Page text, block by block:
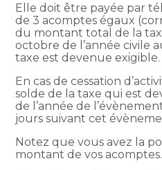
Elle doit être payée par
de 3 acomptes égaux
du montant total de la
octobre de l’année civile
taxe est devenue exigible.
En cas de cessation
solde de la taxe qui est
de l’année de
jours suivant cet
Notez que vous avez la
montant de vos